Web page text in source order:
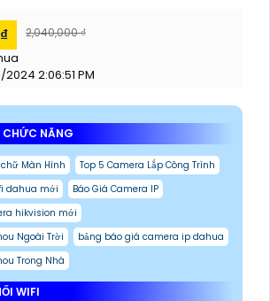
2,040,000 ₫
2:06:51 PM
CHỨC NĂNG
Màn Hình
Top 5 Camera Lắp Công Trình
dahua mới
Báo Giá Camera IP
hikvision mới
Ngoài Trời
bảng báo giá camera ip dahua
Trong Nhà
WIFI